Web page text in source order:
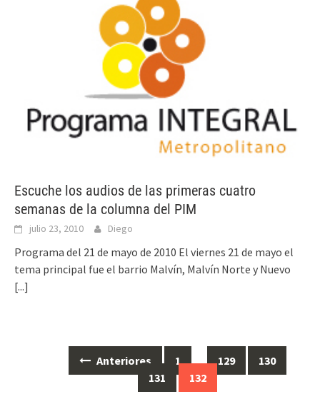
Escuche los audios de las primeras cuatro
semanas de la columna del PIM
julio 23, 2010 Diego
Programa del 21 de mayo de 2010 El viernes 21 de mayo el
tema principal fue el barrio Malvín, Malvín Norte y Nuevo
[...]
Anteriores 1 … 129
130
131
132